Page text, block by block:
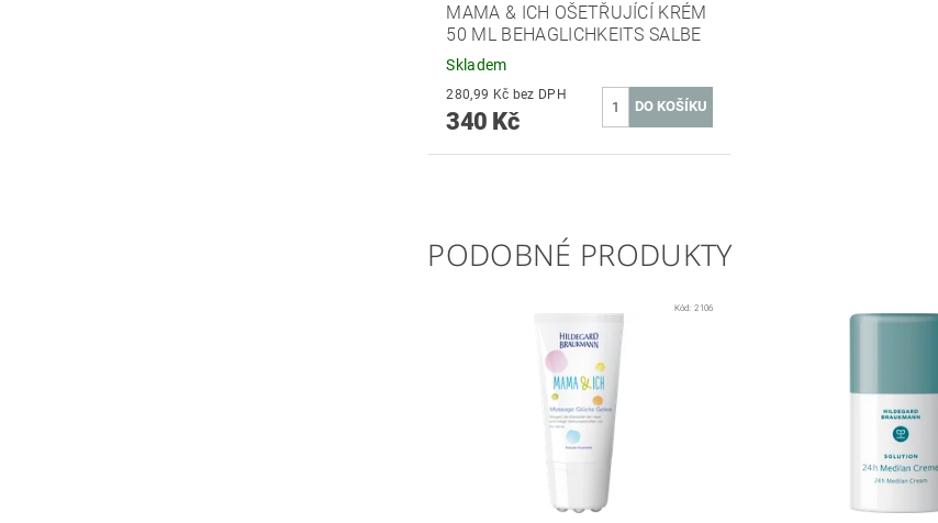
MAMA & ICH OŠETŘUJÍCÍ KRÉM
50 ML BEHAGLICHKEITS SALBE
Skladem
280,99 Kč bez DPH
340 Kč
PODOBNÉ PRODUKTY
Kód:2106